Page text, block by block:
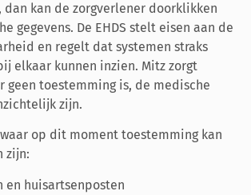
kan de zorgverlener doorklikken
gegevens. De EHDS stelt eisen aan de
en regelt dat systemen straks
elkaar kunnen inzien. Mitz zorgt
geen toestemming is, de medische
zijn.
op dit moment toestemming kan
zijn:
en huisartsenposten